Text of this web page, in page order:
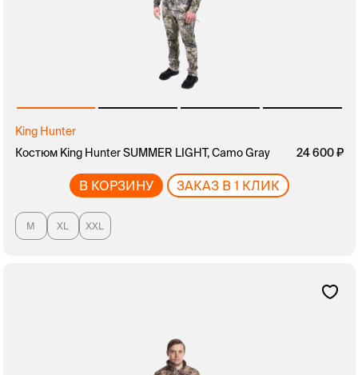
King Hunter
Костюм King Hunter SUMMER LIGHT, Camo Gray
24 600
В КОРЗИНУ ЗАКАЗ В 1 КЛИК
M XL XXL